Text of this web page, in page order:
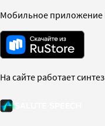
Мобильное приложение
На сайте работает